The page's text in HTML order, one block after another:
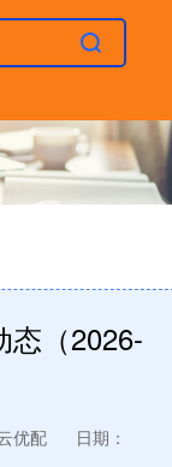
态（2026-
优配
日期：